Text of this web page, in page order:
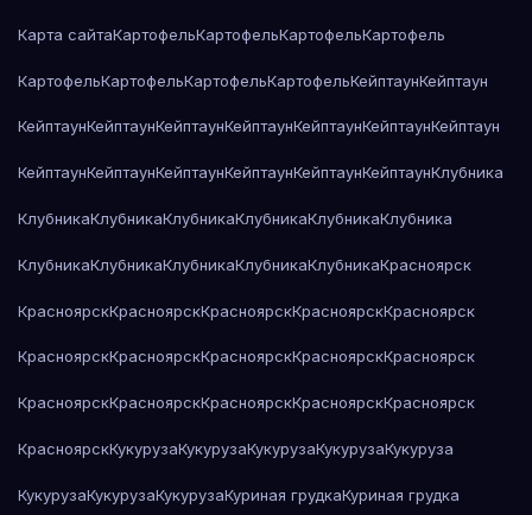
Карта сайтаКартофельКартофельКартофельКартофель
КартофельКартофельКартофельКартофельКейптаунКейптаун
КейптаунКейптаунКейптаунКейптаунКейптаунКейптаунКейптаун
КейптаунКейптаунКейптаунКейптаунКейптаунКейптаунКлубника
КлубникаКлубникаКлубникаКлубникаКлубникаКлубника
КлубникаКлубникаКлубникаКлубникаКлубникаКрасноярск
КрасноярскКрасноярскКрасноярскКрасноярскКрасноярск
КрасноярскКрасноярскКрасноярскКрасноярскКрасноярск
КрасноярскКрасноярскКрасноярскКрасноярскКрасноярск
КрасноярскКукурузаКукурузаКукурузаКукурузаКукуруза
КукурузаКукурузаКукурузаКуриная грудкаКуриная грудка